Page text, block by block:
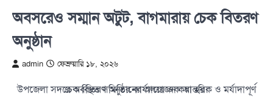
অবসরেও সম্মান অটুট, বাগমারায় চেক বিতরণ
অনুষ্ঠান
admin ফেব্রুয়ারি ১৮, ২০২৬
উপজেলা সদরে অবস্থিত সমিতির কার্যালয়ে এক আন্তরিক ও মর্যাদাপূর্ণ চেক বিতরণ অনুষ্ঠানের আয়োজন করা হয়।